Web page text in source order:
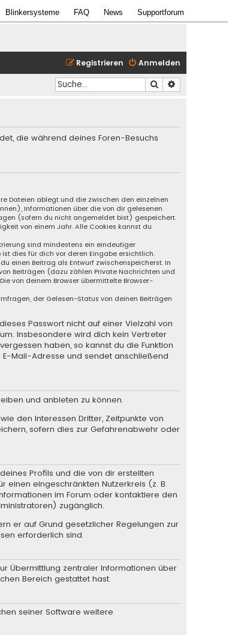
Blinkersysteme FAQ News Supportforum
Anmelden
Registrieren
Suche
die während deines Foren-Besuchs
Dateien ablegt und die zwischen den einzelnen
Informationen über die von dir gelesenen
(sofern du nicht angemeldet bist) gespeichert.
von einem Jahr. Alle Cookies kannst du
sind mindestens ein eindeutiger
dies für dich vor deren Eingabe ersichtlich.
einen Beitrag als Entwurf zwischenspeicherst. In
Beiträgen (dazu zählen Private Nachrichten und
von deinem Browser übermittelte Browser-
der Gelesen-Status von deinen Beiträgen
Passwort nicht auf einer Vielzahl von
Insbesondere wird dich kein Vertreter
haben, so kannst du die Funktion
Mail-Adresse und sendet anschließend
und anbieten zu können.
den Interessen Dritter, Zeitpunkte von
sofern dies zur Gefahrenabwehr oder
Profils und die von dir erstellten
einen eingeschränkten Nutzerkreis (z. B.
im Forum oder kontaktiere den
zugänglich.
er auf Grund gesetzlicher Regelungen zur
erforderlich sind.
Übermittlung zentraler Informationen über
Bereich gestattet hast.
seiner Software weitere